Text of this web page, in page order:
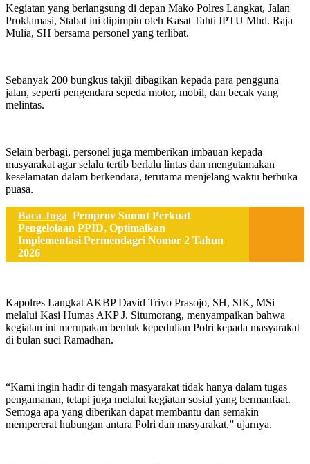
Kegiatan yang berlangsung di depan Mako Polres Langkat, Jalan
Proklamasi, Stabat ini dipimpin oleh Kasat Tahti IPTU Mhd. Raja
Mulia, SH bersama personel yang terlibat.
Sebanyak 200 bungkus takjil dibagikan kepada para pengguna
jalan, seperti pengendara sepeda motor, mobil, dan becak yang
melintas.
Selain berbagi, personel juga memberikan imbauan kepada
masyarakat agar selalu tertib berlalu lintas dan mengutamakan
keselamatan dalam berkendara, terutama menjelang waktu berbuka
puasa.
Baca Juga Pemprov Sumut Perkuat
Pengelolaan PPID, Optimalkan
Implementasi Permendagri Nomor 2 Tahun
2026
Kapolres Langkat AKBP David Triyo Prasojo, SH, SIK, MSi
melalui Kasi Humas AKP J. Situmorang, menyampaikan bahwa
kegiatan ini merupakan bentuk kepedulian Polri kepada masyarakat
di bulan suci Ramadhan.
“Kami ingin hadir di tengah masyarakat tidak hanya dalam tugas
pengamanan, tetapi juga melalui kegiatan sosial yang bermanfaat.
Semoga apa yang diberikan dapat membantu dan semakin
mempererat hubungan antara Polri dan masyarakat,” ujarnya.